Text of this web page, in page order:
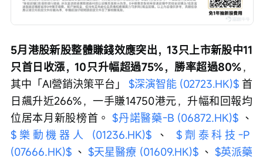
5月港股新股整體賺錢效應突出，13只上市新股中11
只首日收漲，10只升幅超過75%，勝率超過80%，
其中「AI營銷決策平台」 $深演智能 (02723.HK)$ 首
日飆升近266%，一手賺14750港元，升幅和回報均
位居本月新股榜首。 $丹諾醫藥-B (06872.HK)$ 、
$樂動機器人 (01236.HK)$ 、 $劑泰科技-P
(07666.HK)$ 、 $天星醫療 (01609.HK)$ 、 $英派藥